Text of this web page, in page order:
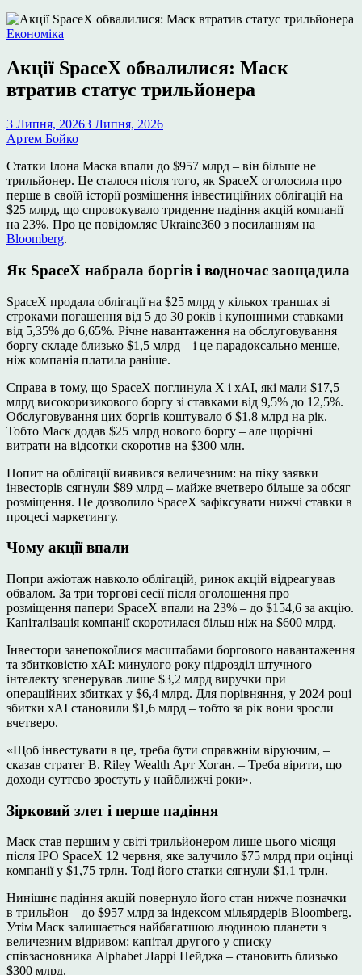
Опублікувати
Економіка
Акції SpaceX обвалилися: Маск
втратив статус трильйонера
3 Липня, 20263 Липня, 2026
Артем Бойко
Статки Ілона Маска впали до $957 млрд – він більше не
трильйонер. Це сталося після того, як SpaceX оголосила про
перше в своїй історії розміщення інвестиційних облігацій на
$25 млрд, що спровокувало триденне падіння акцій компанії
на 23%. Про це повідомляє Ukraine360 з посиланням на
Bloomberg.
Як SpaceX набрала боргів і водночас заощадила
SpaceX продала облігації на $25 млрд у кількох траншах зі
строками погашення від 5 до 30 років і купонними ставками
від 5,35% до 6,65%. Річне навантаження на обслуговування
боргу складе близько $1,5 млрд – і це парадоксально менше,
ніж компанія платила раніше.
Справа в тому, що SpaceX поглинула X і xAI, які мали $17,5
млрд високоризикового боргу зі ставками від 9,5% до 12,5%.
Обслуговування цих боргів коштувало б $1,8 млрд на рік.
Тобто Маск додав $25 млрд нового боргу – але щорічні
витрати на відсотки скоротив на $300 млн.
Попит на облігації виявився величезним: на піку заявки
інвесторів сягнули $89 млрд – майже вчетверо більше за обсяг
розміщення. Це дозволило SpaceX зафіксувати нижчі ставки в
процесі маркетингу.
Чому акції впали
Попри ажіотаж навколо облігацій, ринок акцій відреагував
обвалом. За три торгові сесії після оголошення про
розміщення папери SpaceX впали на 23% – до $154,6 за акцію.
Капіталізація компанії скоротилася більш ніж на $600 млрд.
Інвестори занепокоїлися масштабами боргового навантаження
та збитковістю xAI: минулого року підрозділ штучного
інтелекту згенерував лише $3,2 млрд виручки при
операційних збитках у $6,4 млрд. Для порівняння, у 2024 році
збитки xAI становили $1,6 млрд – тобто за рік вони зросли
вчетверо.
«Щоб інвестувати в це, треба бути справжнім віруючим, –
сказав стратег B. Riley Wealth Арт Хоган. – Треба вірити, що
доходи суттєво зростуть у найближчі роки».
Зірковий злет і перше падіння
Маск став першим у світі трильйонером лише цього місяця –
після IPO SpaceX 12 червня, яке залучило $75 млрд при оцінці
компанії у $1,75 трлн. Тоді його статки сягнули $1,1 трлн.
Нинішнє падіння акцій повернуло його стан нижче позначки
в трильйон – до $957 млрд за індексом мільярдерів Bloomberg.
Утім Маск залишається найбагатшою людиною планети з
величезним відривом: капітал другого у списку –
співзасновника Alphabet Ларрі Пейджа – становить близько
$300 млрд.